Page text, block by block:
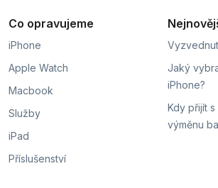
Co opravujeme
iPhone
Apple Watch
Macbook
Služby
iPad
Příslušenství
Jaký
iPhone?
Kdy přijít s
výměnu